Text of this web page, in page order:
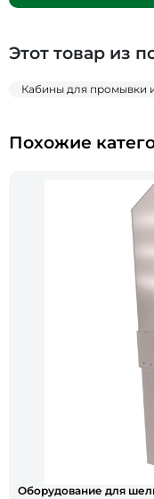
Этот товар из
Кабины для промывки
Похожие
Оборудование для